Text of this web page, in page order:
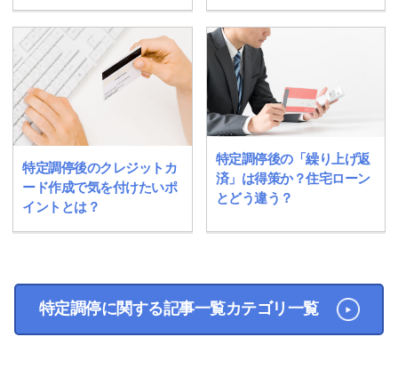
特定調停後のクレジットカ
ード作成で気を付けたいポ
イントとは？
特定調停後の「繰り上げ返
済」は得策か？住宅ローン
とどう違う？
特定調停に関する記事一覧カテゴリ一覧